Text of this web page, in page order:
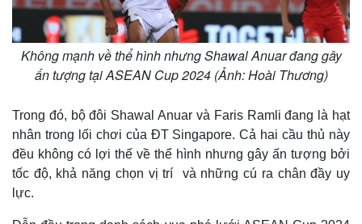
Thế giới
Quan sát
Cuộc sống đó đây
Hồ sơ
Multimedia
Video
Ảnh
Không mạnh về thể hình nhưng Shawal Anuar đang gây
ấn tượng tại ASEAN Cup 2024 (Ảnh: Hoài Thương)
Trong đó, bộ đôi Shawal Anuar và Faris Ramli đang là hạt
nhân trong lối chơi của ĐT Singapore. Cả hai cầu thủ này
đều không có lợi thế về thể hình nhưng gây ấn tượng bởi
tốc độ, khả năng chọn vị trí và những cú ra chân đầy uy
lực.